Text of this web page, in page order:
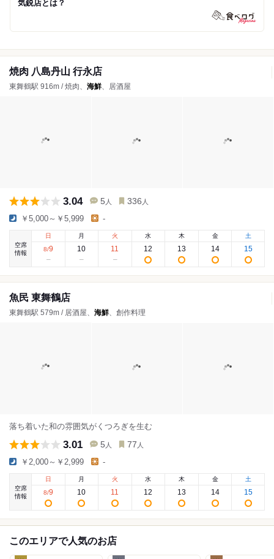
気鋭店とは？
焼肉 八島丹山 行永店
東舞鶴駅 916m / 焼肉、 海鮮、居酒屋
3.04 5 人 336 人
￥5,000～￥5,999 -
空席
情報
日
8/9
月
10
火
11
水
12
木
13
金
14
土
15
魚民 東舞鶴店
東舞鶴駅 579m / 居酒屋、 海鮮、創作料理
落ち着いた和の雰囲気がくつろぎを生む
3.01 5 人 77 人
￥2,000～￥2,999 -
空席
情報
日
8/9
月
10
火
11
水
12
木
13
金
14
土
15
このエリアで人気のお店